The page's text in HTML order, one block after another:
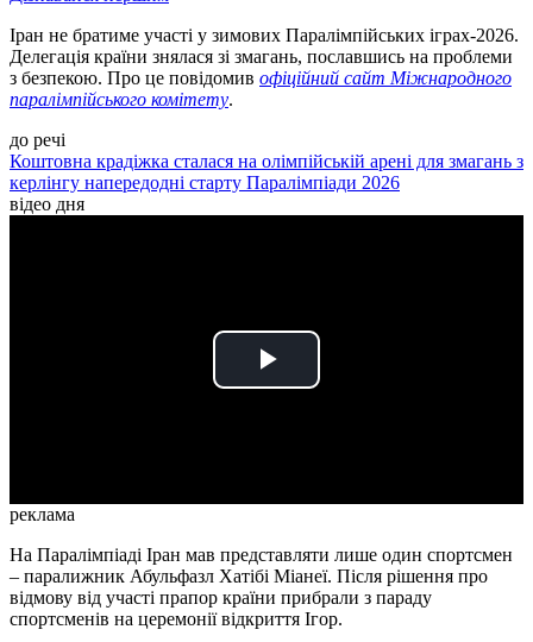
Іран не братиме участі у зимових Паралімпійських іграх-2026.
Делегація країни знялася зі змагань, пославшись на проблеми
з безпекою. Про це повідомив офіційний сайт Міжнародного
паралімпійського комітету.
до речі
Коштовна крадіжка сталася на олімпійській арені для змагань з
керлінгу напередодні старту Паралімпіади 2026
відео дня
Play
реклама
На Паралімпіаді Іран мав представляти лише один спортсмен
– паралижник Абульфазл Хатібі Міанеї. Після рішення про
відмову від участі прапор країни прибрали з параду
спортсменів на церемонії відкриття Ігор.